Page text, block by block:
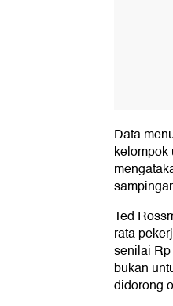
Data
kelompok
Ted
rata
senilai
bukan
didorong